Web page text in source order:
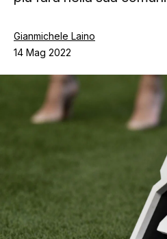
Contatti
Gianmichele Laino
14 Mag 2022